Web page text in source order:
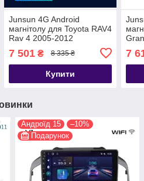
Junsun 4G Android
магнітолу для Toyota RAV4
Rav 4 2005-2012
7 501₴ 8 335 ₴
Купити
7
Андроїд 15
–10%
Подарунок